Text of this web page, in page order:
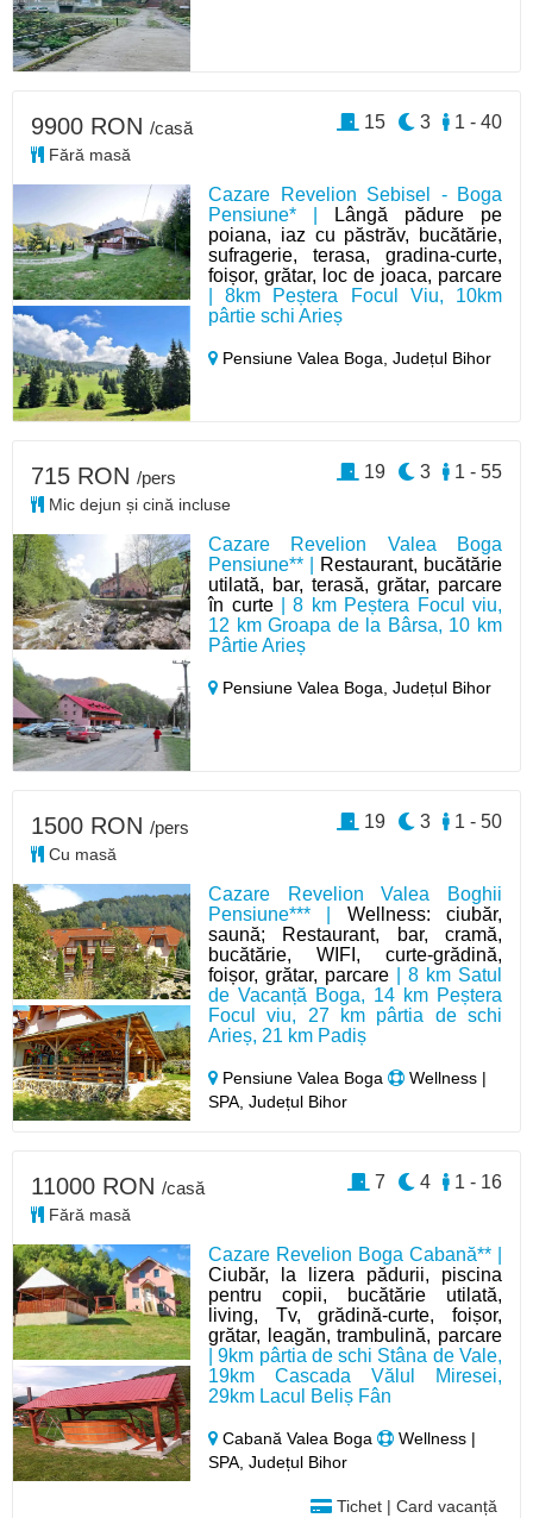
Cazare Revelion Sebisel - Boga
Pensiune* |
Lângă pădure pe
poiana, iaz cu păstrăv, bucătărie,
sufragerie, terasa, gradina-curte,
foișor, grătar, loc de joaca, parcare
| 8km Peștera Focul Viu, 10km
pârtie schi Arieș
Pensiune Valea Boga,Județul Bihor
9900 RON /casă
Fără masă
1 - 40
3
15
Cazare Revelion Valea Boga
Pensiune** |
Restaurant, bucătărie
utilată, bar, terasă, grătar, parcare
în curte| 8 km Peștera Focul viu,
12 km Groapa de la Bârsa, 10 km
Pârtie Arieș
Pensiune Valea Boga,Județul Bihor
715 RON /pers
Mic dejun și cină incluse
1 - 55
3
19
Cazare Revelion Valea Boghii
Pensiune*** | Wellness: ciubăr,
saună; Restaurant, bar, cramă,
bucătărie, WIFI, curte-grădină,
foișor, grătar, parcare | 8 km Satul
de Vacanță Boga, 14 km Peștera
Focul viu, 27 km pârtia de schi
Arieș, 21 km Padiș
Pensiune Valea Boga
Wellness |
SPA, Județul Bihor
1500 RON /pers
Cu masă
1 - 50
3
19
Cazare Revelion Boga Cabană** |
Ciubăr, la lizera pădurii, piscina
pentru copii, bucătărie utilată,
living, Tv, grădină-curte, foișor,
grătar, leagăn, trambulină, parcare
| 9km pârtia de schi Stâna de Vale,
19km Cascada Vălul Miresei,
29km Lacul Beliș Fân
Cabană Valea Boga
Wellness |
SPA, Județul Bihor
Tichet | Card vacanță
11000 RON /casă
Fără masă
1 - 16
4
7